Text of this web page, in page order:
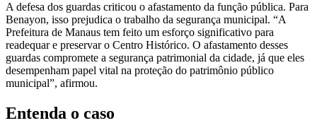
A defesa dos guardas criticou o afastamento da função pública. Para
Benayon, isso prejudica o trabalho da segurança municipal. “A
Prefeitura de Manaus tem feito um esforço significativo para
readequar e preservar o Centro Histórico. O afastamento desses
guardas compromete a segurança patrimonial da cidade, já que eles
desempenham papel vital na proteção do patrimônio público
municipal”, afirmou.
Entenda o caso